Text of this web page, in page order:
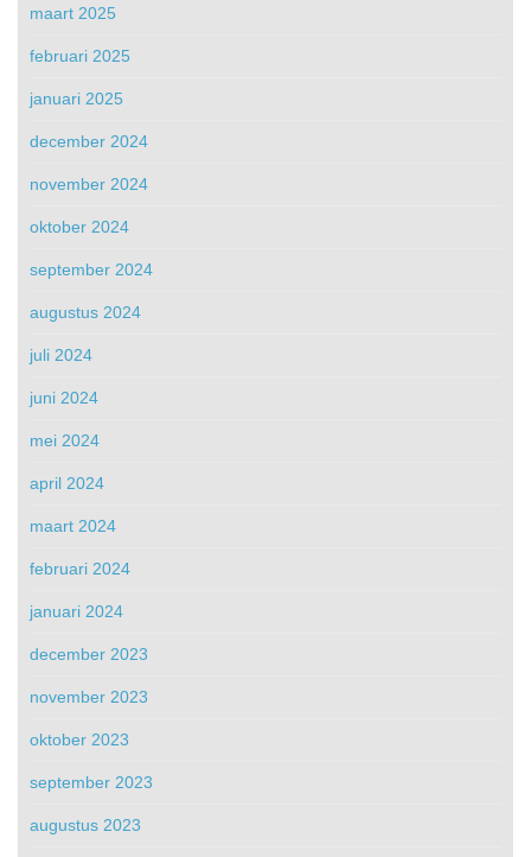
maart 2025
februari 2025
januari 2025
december 2024
november 2024
oktober 2024
september 2024
augustus 2024
juli 2024
juni 2024
mei 2024
april 2024
maart 2024
februari 2024
januari 2024
december 2023
november 2023
oktober 2023
september 2023
augustus 2023